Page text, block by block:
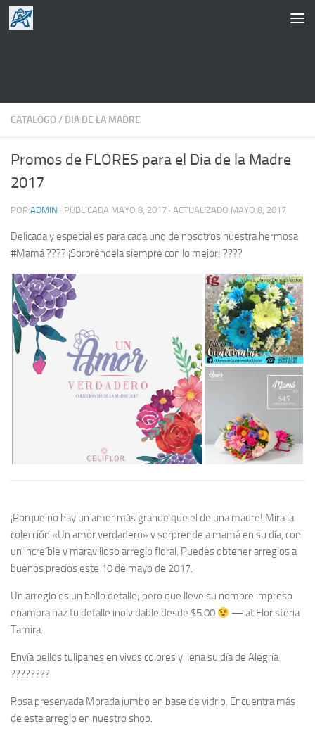
Saltar al contenido
CATALOGO/ DIA DE LA MADRE
Promos de FLORES para el Dia de la Madre
2017
POR ADMIN · PUBLICADA MAYO 8, 2017 · ACTUALIZADO MAYO 8, 2017
Delicada y especial es para cada uno de nosotros nuestra hermosa
#Mamá ???? ¡Sorpréndela siempre con lo mejor! ????
¡Porque no hay un amor más grande que el de una madre! Mira la
colección «Un amor verdadero» y sorprende a mamá en su día, con
un increíble y maravilloso arreglo floral. Puedes obtener arreglos a
buenos precios este 10 de mayo de 2017.
Un arreglo es un bello detalle; pero que lleve su nombre impreso
enamora haz tu detalle inolvidable desde $5.00
— at Floristeria
Tamira.
Envía bellos tulipanes en vivos colores y llena su día de Alegría
????????
Rosa preservada Morada jumbo en base de vidrio. Encuentra más
de este arreglo en nuestro shop.